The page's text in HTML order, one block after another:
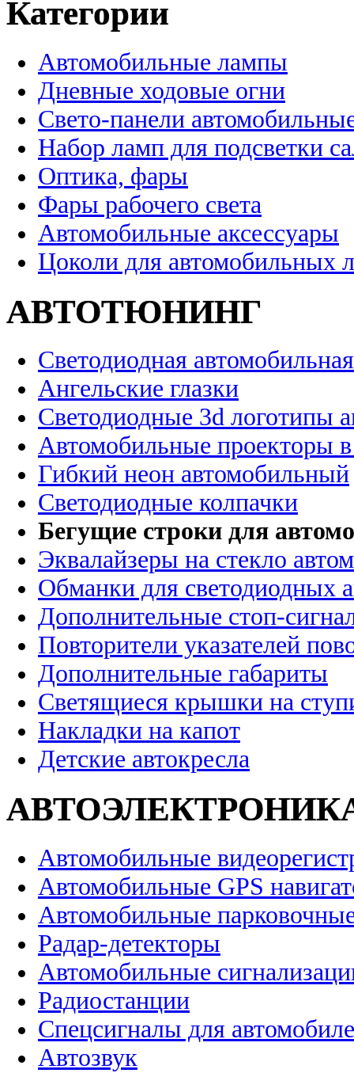
Категории
Автомобильные лампы
Дневные ходовые огни
Свето-панели
Набор ламп для подсветки
Оптика, фары
Фары рабочего света
Автомобильные аксессуары
Цоколи для автомобильных
АВТОТЮНИНГ
Светодиодная
Ангельские глазки
Светодиодные 3d логотипы
Автомобильные проекторы
Гибкий неон автомобильный
Светодиодные колпачки
Бегущие строки для
Эквалайзеры на стекло
Обманки для светодиодных
Дополнительные стоп-
Повторители указателей
Дополнительные габариты
Светящиеся крышки на
Накладки на капот
Детские автокресла
Автомобильные
Автомобильные GPS
Автомобильные
Радар-детекторы
Автомобильные
Радиостанции
Спецсигналы для
Автозвук